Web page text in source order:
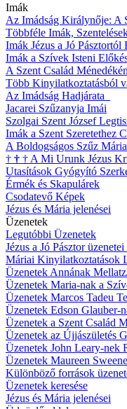
Imák
Az Imádság Királynője: A
Többféle Imák,
Imák Jézus a Jó Pásztortól
Imák a Szívek Isteni
A Szent Család
Több Kinyilatkoztatásból
Az Imádság Hadjárata
Jacarei Szűzanyja Imái
Szolgai Szent József
Imák a Szent Szeretethez
A Boldogságos Szűz
† † † A Mi Urunk Jézus
Utasítások Gyógyító
Érmék és Skapulárek
Csodatevő Képek
Jézus és Mária jelenései
Üzenetek
Legutóbbi Üzenetek
Jézus a Jó Pásztor
Máriai Kinyilatkoztatások
Üzenetek Annának
Üzenetek Maria-nak a
Üzenetek Marcos Tadeu
Üzenetek Edson Glauber-
Üzenetek a Szent Család
Üzenetek az Újjászületés
Üzenetek John Leary-nek
Üzenetek Maureen
Különböző források
Üzenetek keresése
Jézus és Mária jelenései